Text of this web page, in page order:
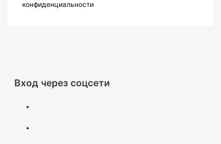
конфиденциальности
Вход через соцсети